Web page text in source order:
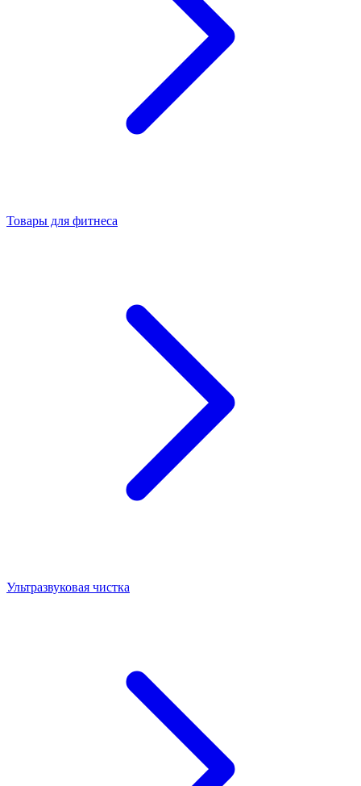
Товары для фитнеса
Ультразвуковая чистка